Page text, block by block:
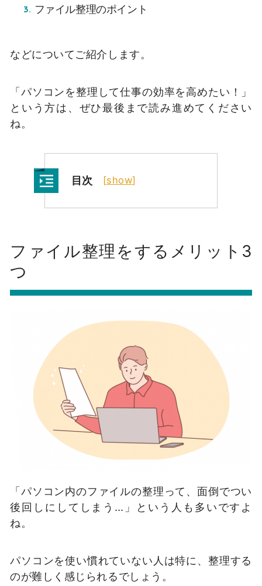
ファイル整理のポイント
などについてご紹介します。
「パソコンを整理して仕事の効率を高めたい！」
という方は、ぜひ最後まで読み進めてください
ね。
目次 [show]
ファイル整理をするメリット3
つ
「パソコン内のファイルの整理って、面倒でつい
後回しにしてしまう…」という人も多いですよ
ね。
パソコンを使い慣れていない人は特に、整理する
のが難しく感じられるでしょう。